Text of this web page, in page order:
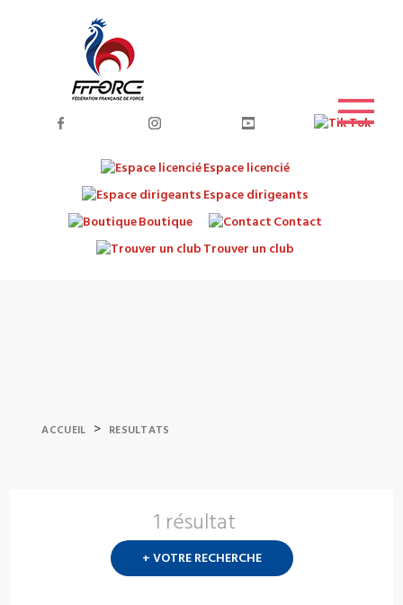
Espace licencié
Espace dirigeants
Boutique
Contact
Trouver un club
ACCUEIL > RESULTATS
1 résultat
+ VOTRE RECHERCHE